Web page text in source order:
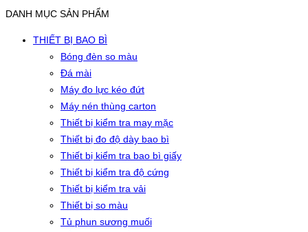
DANH MỤC SẢN PHẨM
THIẾT BỊ BAO BÌ
Bóng đèn so màu
Đá mài
Máy đo lực kéo đứt
Máy nén thùng carton
Thiết bị kiểm tra may mặc
Thiết bị đo độ dày bao bì
Thiết bị kiểm tra bao bì giấy
Thiết bị kiểm tra độ cứng
Thiết bị kiểm tra vải
Thiết bị so màu
Tủ phun sương muối